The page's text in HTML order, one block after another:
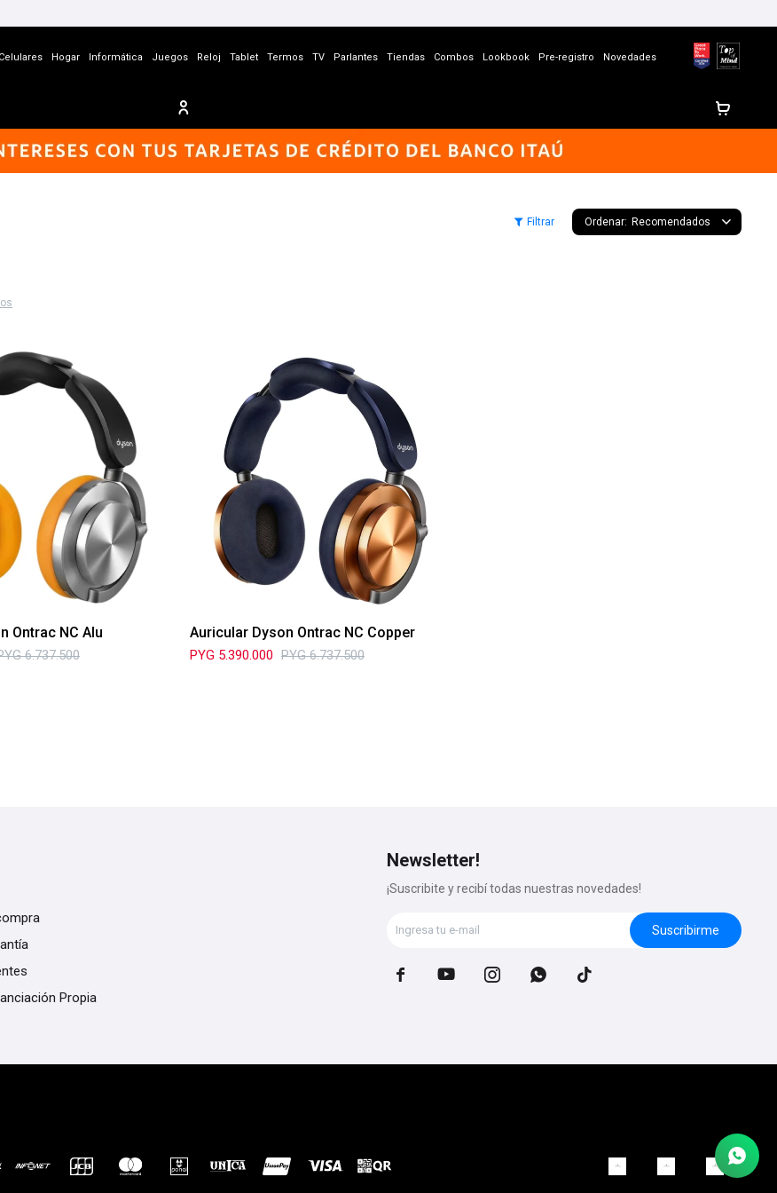
Celulares Hogar Informática Juegos Reloj Tablet Termos TV Parlantes Tiendas Combos Lookbook Pre-registro Novedades
Recomendados
Ontrac NC Alu
6.737.500
Auricular Dyson Ontrac NC Copper
PYG 5.390.000 PYG 6.737.500
Propia
Newsletter!
¡Suscribite y recibí todas nuestras novedades!
Suscribirme
    